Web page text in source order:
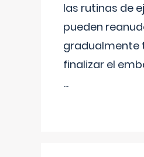
las rutinas de
pueden
gradualmente
finalizar el
...